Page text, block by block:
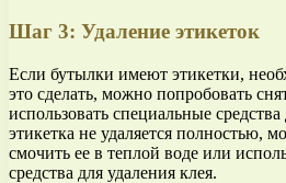
Шаг 3: Удаление этикеток
Если бутылки имеют этикетки,
это сделать, можно попробовать
использовать специальные
этикетка не удаляется полностью,
смочить ее в теплой воде или
средства для удаления клея.